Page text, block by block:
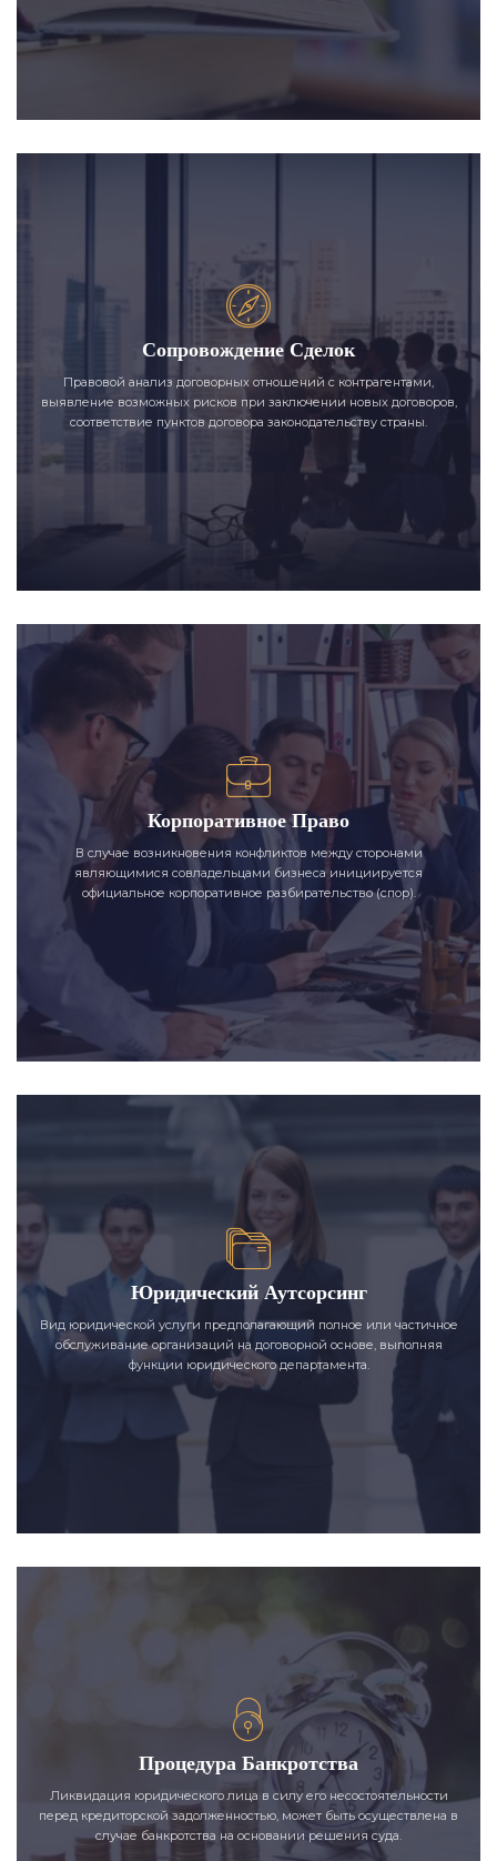
Сопровождение Сделок
Правовой анализ договорных отношений с контрагентами,
выявление возможных рисков при заключении новых договоров,
соответствие пунктов договора законодательству страны.
Корпоративное Право
В случае возникновения конфликтов между сторонами
являющимися совладельцами бизнеса инициируется
официальное корпоративное разбирательство (спор).
Юридический Аутсорсинг
Вид юридической услуги предполагающий полное или частичное
обслуживание организаций на договорной основе, выполняя
функции юридического департамента.
Процедура Банкротства
Ликвидация юридического лица в силу его несостоятельности
перед кредиторской задолженностью, может быть осуществлена в
случае банкротства на основании решения суда.